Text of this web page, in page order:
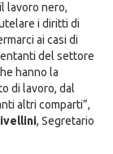
lavoro nero,
i diritti di
ai casi di
del settore
hanno la
di lavoro, dal
altri comparti”,
, Segretario